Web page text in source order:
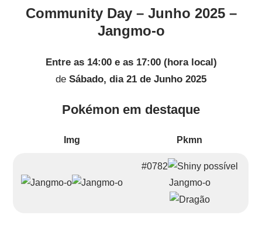
Community Day – Junho 2025 –
Jangmo-o
Entre as 14:00 e as 17:00 (hora local)
de Sábado, dia 21 de Junho 2025
Pokémon em destaque
Img Pkmn
#0782
Jangmo-o